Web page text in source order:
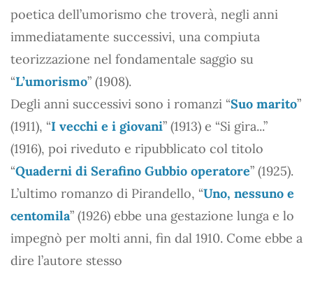
poetica dell’umorismo che troverà, negli anni
immediatamente successivi, una compiuta
teorizzazione nel fondamentale saggio su
“L’umorismo” (1908).
Degli anni successivi sono i romanzi “Suo marito”
(1911), “I vecchi e i giovani” (1913) e “Si gira...”
(1916), poi riveduto e ripubblicato col titolo
“Quaderni di Serafino Gubbio operatore” (1925).
L’ultimo romanzo di Pirandello, “Uno, nessuno e
centomila” (1926) ebbe una gestazione lunga e lo
impegnò per molti anni, fin dal 1910. Come ebbe a
dire l’autore stesso